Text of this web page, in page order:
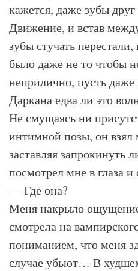
кажется, даже зубы друг
Движение, и встав
зубы стучать
было даже не то чтобы
неприлично, пусть
Даркана едва ли это
Не смущаясь ни
интимной позы, он взял
заставляя запрокинуть
посмотрел мне в глаза
— Где она?
Меня накрыло
смотрела на
пониманием, что меня
случае убьют… В